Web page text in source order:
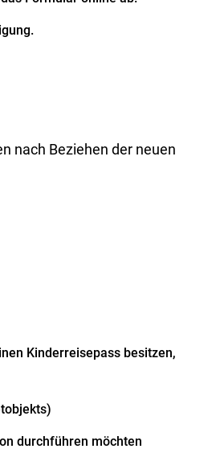
nach Beziehen der neuen
Kinderreisepass besitzen,
durchführen möchten